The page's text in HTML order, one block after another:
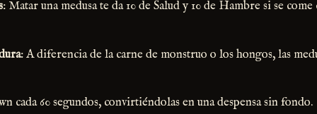
: Matar una medusa te da 10 de Salud y 10 de Hambre si se
: A diferencia de la carne de monstruo o los hongos, las
cada 60 segundos, convirtiéndolas en una despensa sin fondo.